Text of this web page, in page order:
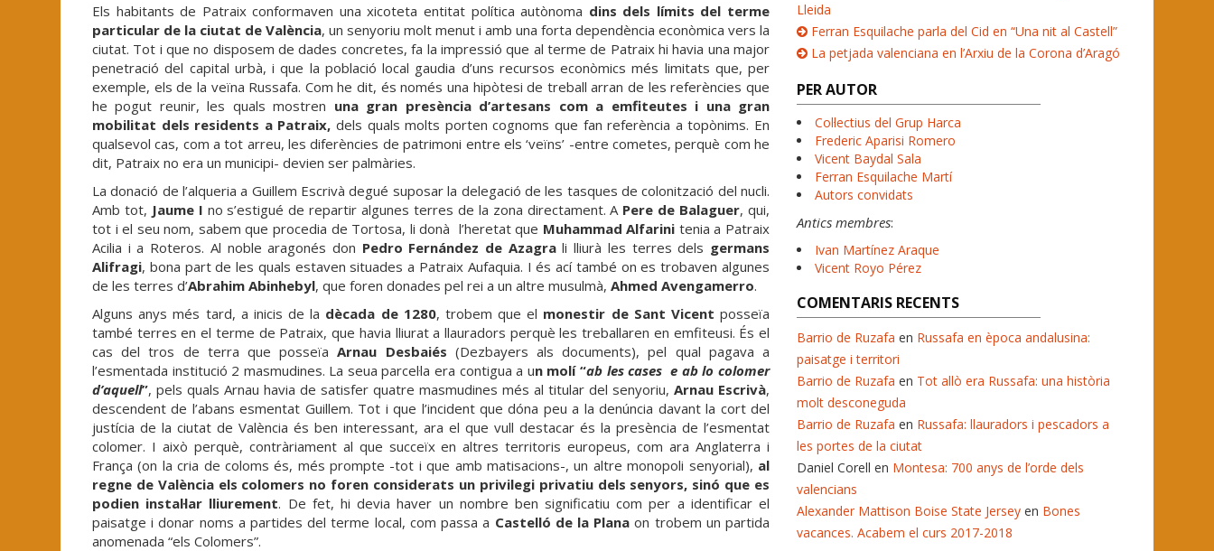
Els habitants de Patraix conformaven una xicoteta entitat política autònoma dins dels límits del terme
particular de la ciutat de València, un senyoriu molt menut i amb una forta dependència econòmica vers la
ciutat. Tot i que no disposem de dades concretes, fa la impressió que al terme de Patraix hi havia una major
penetració del capital urbà, i que la població local gaudia d’uns recursos econòmics més limitats que, per
exemple, els de la veïna Russafa. Com he dit, és només una hipòtesi de treball arran de les referències que
he pogut reunir, les quals mostren una gran presència d’artesans com a emfiteutes i una gran
mobilitat dels residents a Patraix, dels quals molts porten cognoms que fan referència a topònims. En
qualsevol cas, com a tot arreu, les diferències de patrimoni entre els ‘veïns’ -entre cometes, perquè com he
dit, Patraix no era un municipi- devien ser palmàries.
La donació de l’alqueria a Guillem Escrivà degué suposar la delegació de les tasques de colonització del nucli.
Amb tot, Jaume I no s’estigué de repartir algunes terres de la zona directament. A Pere de Balaguer, qui,
tot i el seu nom, sabem que procedia de Tortosa, li donà l’heretat que Muhammad Alfarini tenia a Patraix
Acilia i a Roteros. Al noble aragonés don Pedro Fernández de Azagrali lliurà les terres dels germans
Alifragi, bona part de les quals estaven situades a Patraix Aufaquia. I és ací també on es trobaven algunes
de les terres d’Abrahim Abinhebyl, que foren donades pel rei a un altre musulmà, Ahmed Avengamerro.
Alguns anys més tard, a inicis de la dècada de 1280, trobem que el monestir de Sant Vicent posseïa
també terres en el terme de Patraix, que havia lliurat a llauradors perquè les treballaren en emfiteusi. És el
cas del tros de terra que posseïaArnau Desbaiés (Dezbayers als documents), pel qual pagava a
l’esmentada institució 2 masmudines. La seua parcel·la era contigua a un molí “ab les cases e ab lo colomer
d’aquell”, pels quals Arnau havia de satisfer quatre masmudines més al titular del senyoriu, Arnau Escrivà,
descendent de l’abans esmentat Guillem. Tot i que l’incident que dóna peu a la denúncia davant la cort del
justícia de la ciutat de València és ben interessant, ara el que vull destacar és la presència de l’esmentat
colomer. I això perquè, contràriament al que succeïx en altres territoris europeus, com ara Anglaterra i
França (on la cria de coloms és, més prompte -tot i que amb matisacions-, un altre monopoli senyorial), al
regne de València els colomers no foren considerats un privilegi privatiu dels senyors, sinó que es
podien instal·lar lliurement. De fet, hi devia haver un nombre ben significatiu com per a identificar el
paisatge i donar noms a partides del terme local, com passa a Castelló de la Plana on trobem un partida
anomenada “els Colomers”.
Lleida
Ferran Esquilache parla del Cid en “Una nit al Castell”
La petjada valenciana en l’Arxiu de la Corona d’Aragó
PER AUTOR
Col·lectius del Grup Harca
Frederic Aparisi Romero
Vicent Baydal Sala
Ferran Esquilache Martí
Autors convidats
Antics membres:
Ivan Martínez Araque
Vicent Royo Pérez
COMENTARIS RECENTS
Barrio de Ruzafa en Russafa en època andalusina:
paisatge i territori
Barrio de Ruzafa en Tot allò era Russafa: una història
molt desconeguda
Barrio de Ruzafa en Russafa: llauradors i pescadors a
les portes de la ciutat
Daniel Corell en Montesa: 700 anys de l’orde dels
valencians
Alexander Mattison Boise State Jersey en Bones
vacances. Acabem el curs 2017-2018